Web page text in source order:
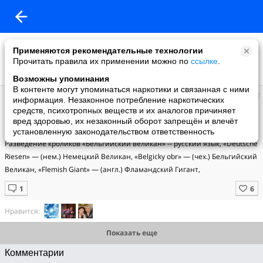
Применяются рекомендательные технологии
Прочитать правила их применении можно по ссылке
Возможны упоминания
В контенте могут упоминаться наркотики и связанная с ними
информация. Незаконное потребление наркотических
средств, психотропных веществ и их аналогов причиняет
вред здоровью, их незаконный оборот запрещён и влечёт
установленную законодательством ответственность
Лапицкий
добавил видео
09.02.2015
Гигантский кролик "Бельгийский великан"
Разведение кроликов «Бельгийский великан» -- русский язык, «Deutsche
Riesen» — (нем.) Немецкий Великан, «Belgicky obr» — (чех.) Бельгийский
Великан, «Flemish Giant» — (англ.) Фламандский Гигант,
Нравится:
Показать еще
Комментарии